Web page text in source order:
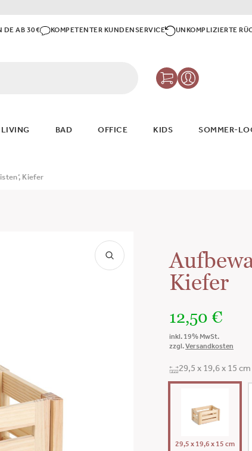
DE AB 30€ KOMPETENTER KUNDENSERVICE UNKOMPLIZIERTE
BAD OFFICE KIDS SOMMER-
Kiefer
Kiefer
12,50 €
inkl. 19% MwSt.
zzgl. Versandkosten
29,5 x 19,6 x 15
29,5 x 19,6 x 15 cm